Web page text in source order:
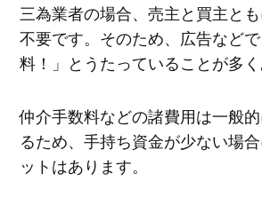
三為業者の場合、売主と買主と
不要です。そのため、広告など
料！」とうたっていることが多く
仲介手数料などの諸費用は一般
るため、手持ち資金が少ない場
ットはあります。